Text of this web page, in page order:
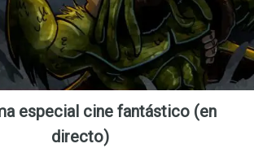
especial cine fantástico (en
directo)